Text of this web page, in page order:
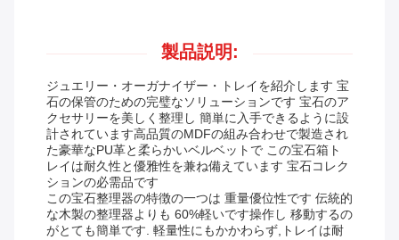
製品説明:
ジュエリー・オーガナイザー・トレイを紹介します 宝
石の保管のための完璧なソリューションです 宝石のア
クセサリーを美しく整理し 簡単に入手できるように設
計されています高品質のMDFの組み合わせで製造され
た豪華なPU革と柔らかいベルベットで この宝石箱ト
レイは耐久性と優雅性を兼ね備えています 宝石コレク
ションの必需品です
この宝石整理器の特徴の一つは 重量優位性です 伝統的
な木製の整理器よりも 60%軽いです操作し 移動するの
がとても簡単です. 軽量性にもかかわらず,トレイは耐